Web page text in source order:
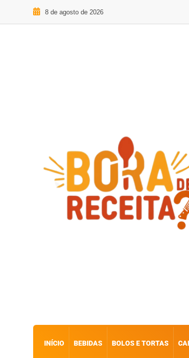
8 de agosto de 2026
INÍCIO BEBIDAS BOLOS E TORTAS